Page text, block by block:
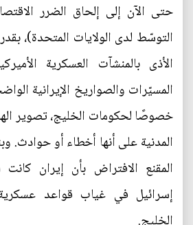
حتى الآن إلى إلحاق الضرر
التوسّط لدى الولايات المتحدة)،
الأذى بالمنشآت العسكرية
المسيّرات والصواريخ الإيرانية
خصوصًا لحكومات الخليج، تصوير
المدنية على أنها أخطاء أو حوادث.
المقنع الافتراض بأن إيران
إسرائيل في غياب قواعد